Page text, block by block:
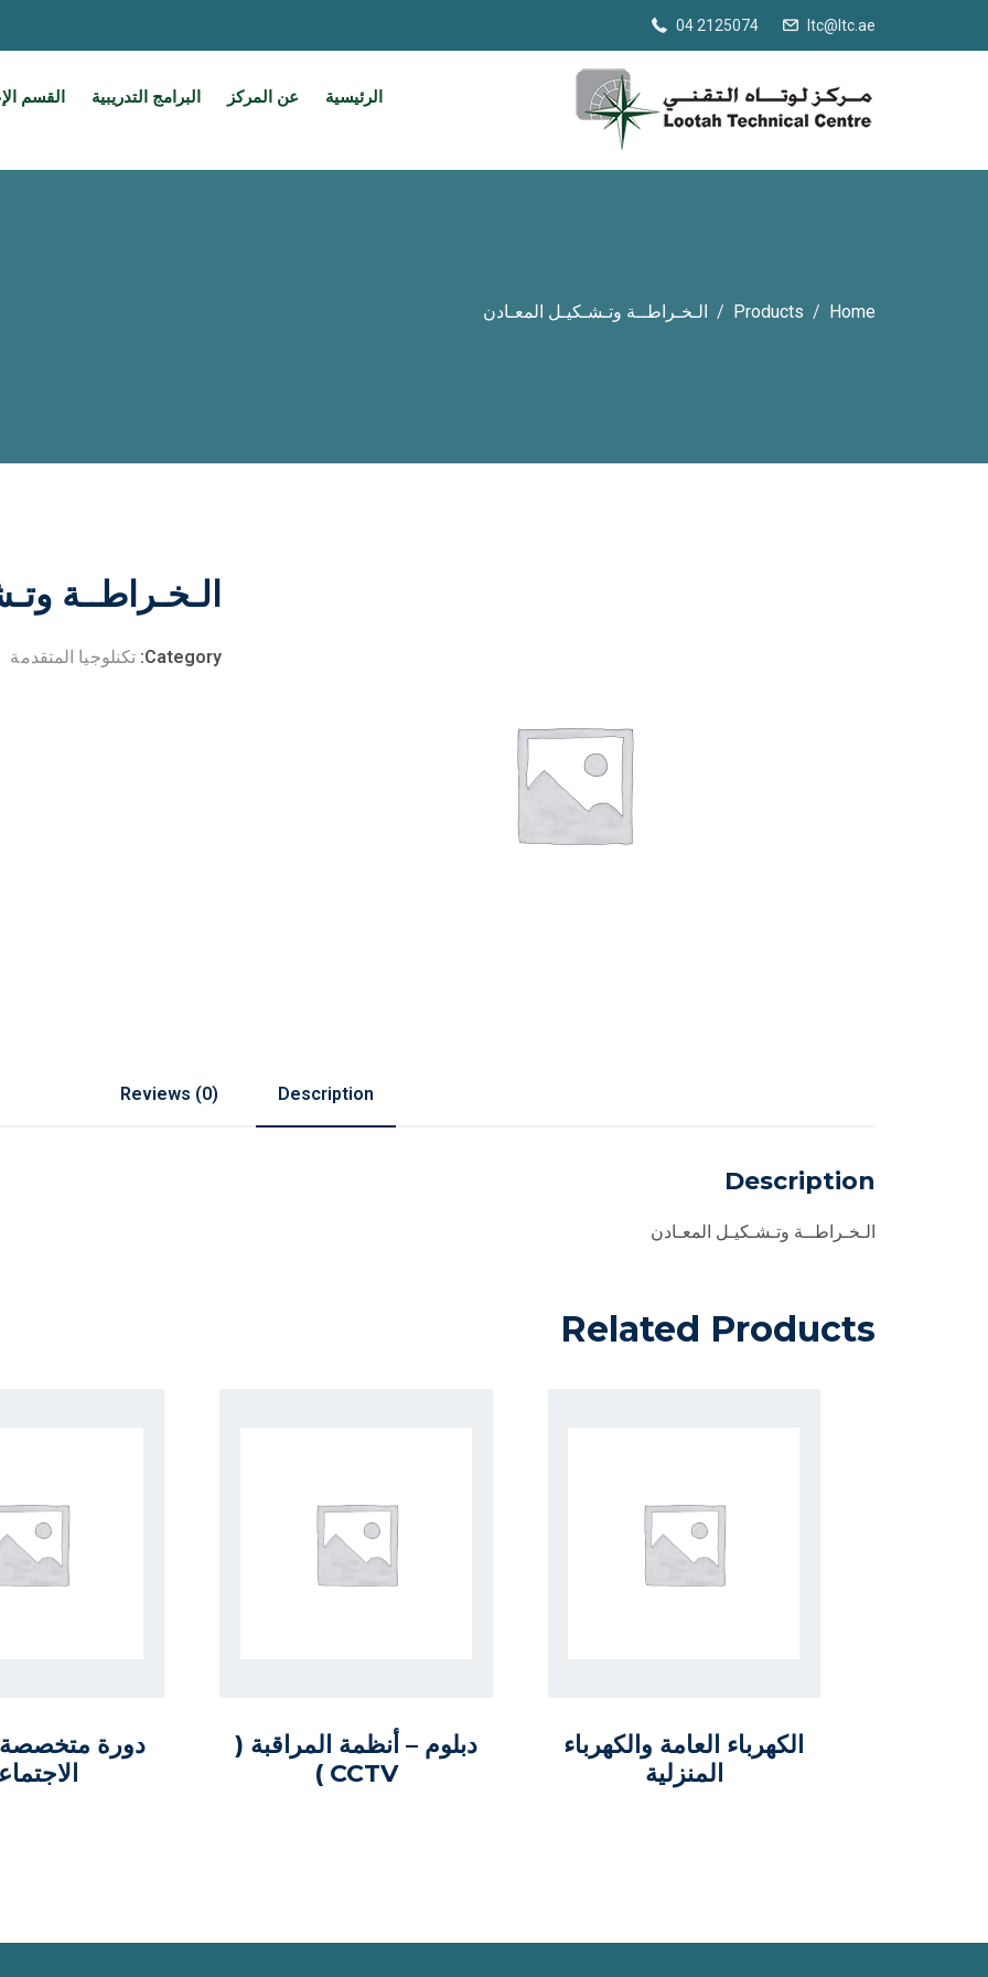
ltc@ltc.ae
04 2125074
الرئيسية عن المركز البرامج التدريبية القسم
Home
Products الـخـراطــة وتـشـكيـل المعـادن
الـخـراطــة
Category: تكنلوجيا المتقدمة
Description
Reviews (0)
Description
الـخـراطــة وتـشـكيـل المعـادن
Related Products
الكهرباء العامة والكهرباء
المنزلية
دبلوم – أنظمة المراقبة (
CCTV )
دورة متخصصة